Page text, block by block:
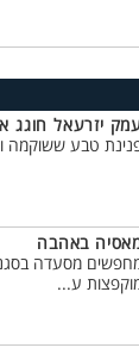
יזרעאל חוגג
טבע ששוקמה
באהבה
מסעדה
ע...